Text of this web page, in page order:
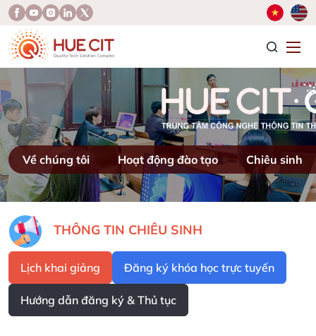
Về chúng tôi Hoạt động đào tạo Chiêu sinh
THÔNG TIN CHIÊU SINH
Lịch khai giảng Đăng ký khóa học trực tuyến
Hướng dẫn đăng ký & Thủ tục